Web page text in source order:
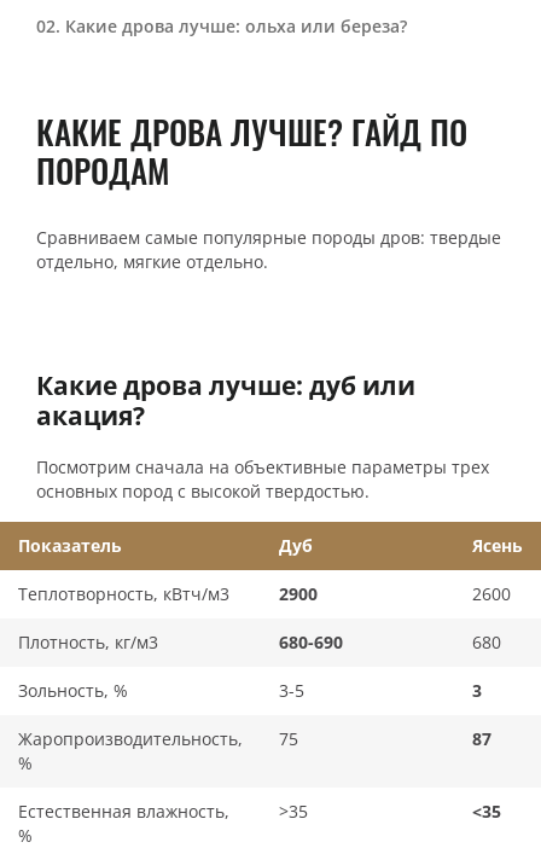
Какие дрова лучше: ольха или береза?
КАКИЕ ДРОВА ЛУЧШЕ? ГАЙД ПО
ПОРОДАМ
Сравниваем самые популярные породы дров: твердые
отдельно, мягкие отдельно.
Какие дрова лучше: дуб или
акация?
Посмотрим сначала на объективные параметры трех
основных пород с высокой твердостью.
Показатель Дуб Ясень
Теплотворность, кВтч/м3 2900 2600
Плотность, кг/м3 680-690 680
Зольность, % 3-5 3
Жаропроизводительность,
%
75 87
Естественная влажность,
%
>35 <35